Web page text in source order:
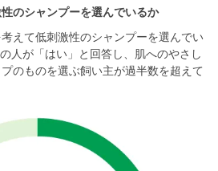
のシャンプーを選んでいるか
えて低刺激性のシャンプーを選んでい
人が「はい」と回答し、肌へのやさし
のものを選ぶ飼い主が過半数を超えて